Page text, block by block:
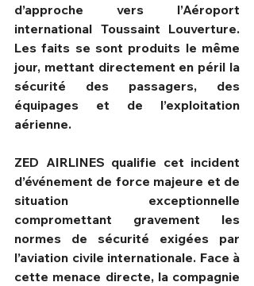
d’approche vers l’Aéroport
international Toussaint Louverture.
Les faits se sont produits le même
jour, mettant directement en péril la
sécurité des passagers, des
équipages et de l’exploitation
aérienne.
ZED AIRLINES qualifie cet incident
d’événement de force majeure et de
situation exceptionnelle
compromettant gravement les
normes de sécurité exigées par
l’aviation civile internationale. Face à
cette menace directe, la compagnie